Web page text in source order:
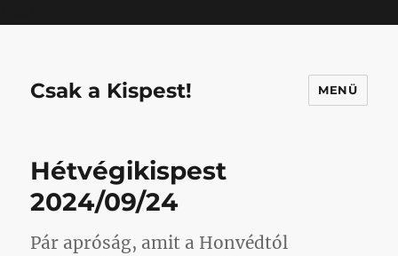
Csak a Kispest! MENÜ
Hétvégikispest
2024/09/24
Pár apróság, amit a Honvédtól